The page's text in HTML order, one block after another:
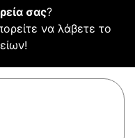
σας?
να λάβετε το